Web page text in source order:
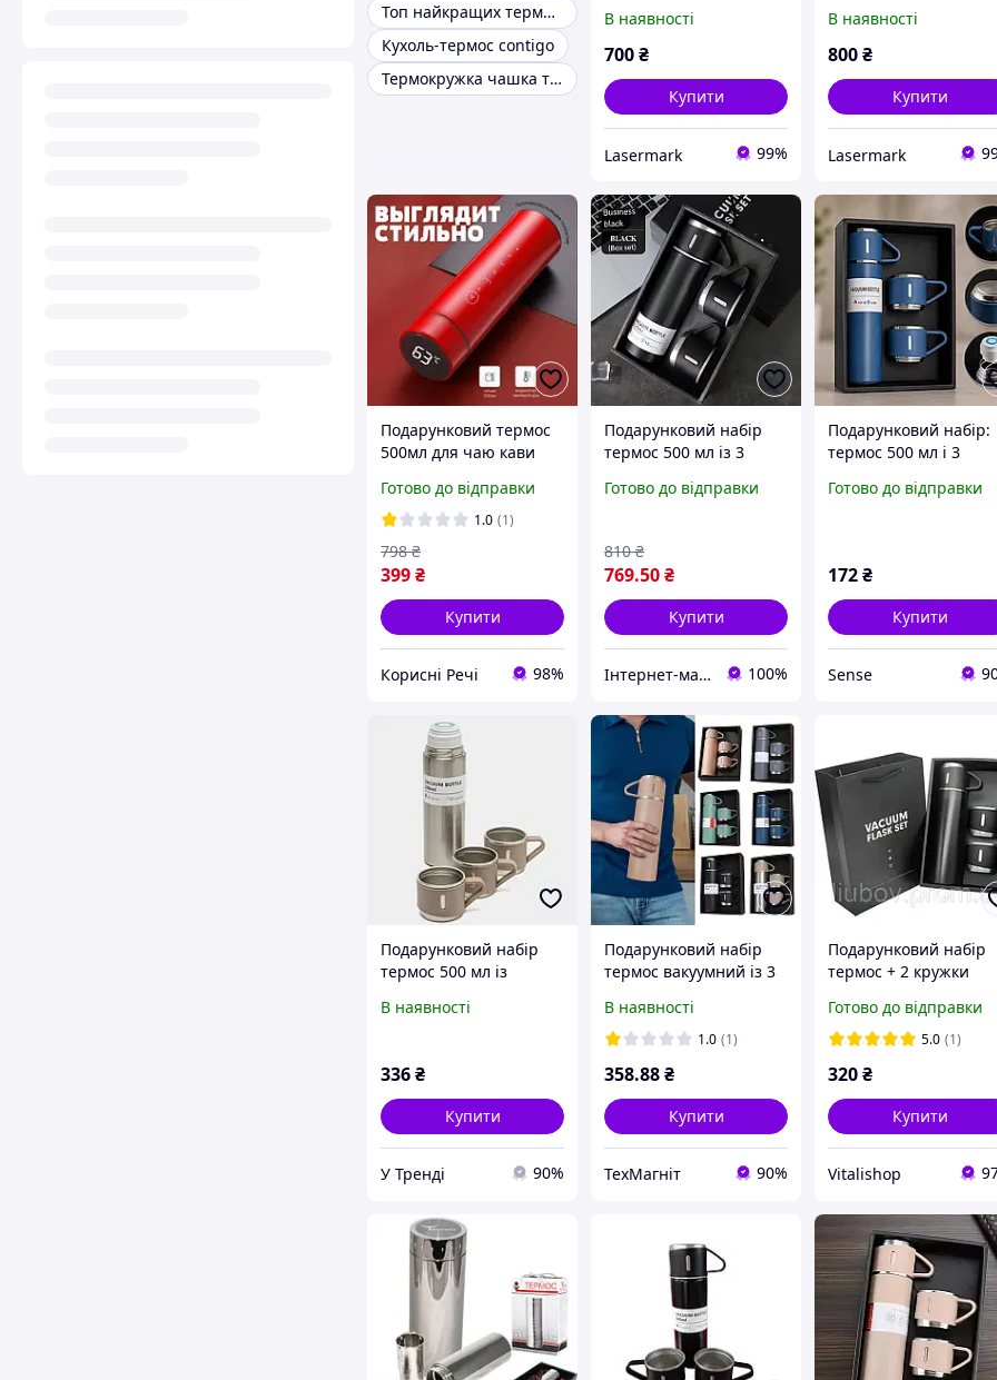
Топ найкращих термосів
Кухоль-термос contigo
Термокружка чашка термос
"Найкращий в світі",
500 мл
В наявності
700₴
Купити
Lasermark 99%
В наявності
800₴
Купити
Lasermark
Подарунковий термос
500мл для чаю кави
Готово до відправки
1.0 (1)
399₴
798 ₴
Купити
Корисні Речі 98%
Подарунковий набір
термос 500 мл із 3
сталі, Вакуумний
дорогу
Готово до відправки
769.50₴
810 ₴
Купити
Інтернет-магазин "Психологічний подарунок" 100%
Подарунковий набір:
термос 500 мл і 3
сталі, вакуумний, синій
Готово до відправки
172₴
Купити
Sense
Подарунковий набір
термос 500 мл із
неіржавкої сталі
В наявності
336₴
Купити
У Тренді 90%
Подарунковий набір
термос вакуумний із 3
В наявності
1.0 (1)
358.88₴
Купити
ТехМагніт 90%
Подарунковий набір
термос + 2 кружки
Готово до відправки
5.0 (1)
320₴
Купити
Vitalishop